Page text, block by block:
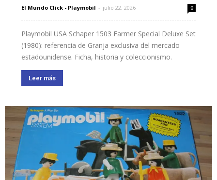
El Mundo Click - Playmobil - julio 22, 2026 0
Playmobil USA Schaper 1503 Farmer Special Deluxe Set
(1980): referencia de Granja exclusiva del mercado
estadounidense. Ficha, historia y coleccionismo.
Leer más